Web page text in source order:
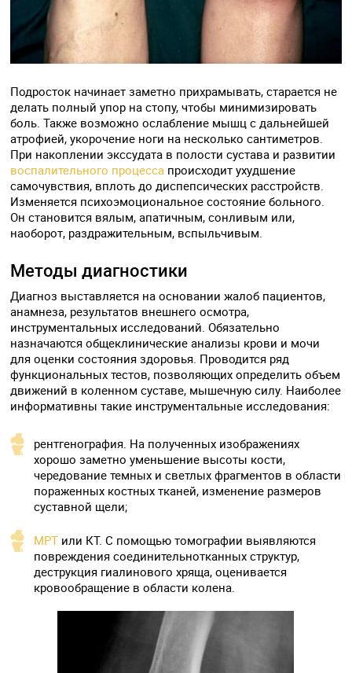
Подросток начинает заметно прихрамывать, старается не
делать полный упор на стопу, чтобы минимизировать
боль. Также возможно ослабление мышц с дальнейшей
атрофией, укорочение ноги на несколько сантиметров.
При накоплении экссудата в полости сустава и развитии
воспалительного процесса происходит ухудшение
самочувствия, вплоть до диспепсических расстройств.
Изменяется психоэмоциональное состояние больного.
Он становится вялым, апатичным, сонливым или,
наоборот, раздражительным, вспыльчивым.
Методы диагностики
Диагноз выставляется на основании жалоб пациентов,
анамнеза, результатов внешнего осмотра,
инструментальных исследований. Обязательно
назначаются общеклинические анализы крови и мочи
для оценки состояния здоровья. Проводится ряд
функциональных тестов, позволяющих определить объем
движений в коленном суставе, мышечную силу. Наиболее
информативны такие инструментальные исследования:
рентгенография. На полученных изображениях
хорошо заметно уменьшение высоты кости,
чередование темных и светлых фрагментов в области
пораженных костных тканей, изменение размеров
суставной щели;
МРТ или КТ. С помощью томографии выявляются
повреждения соединительнотканных структур,
деструкция гиалинового хряща, оценивается
кровообращение в области колена.